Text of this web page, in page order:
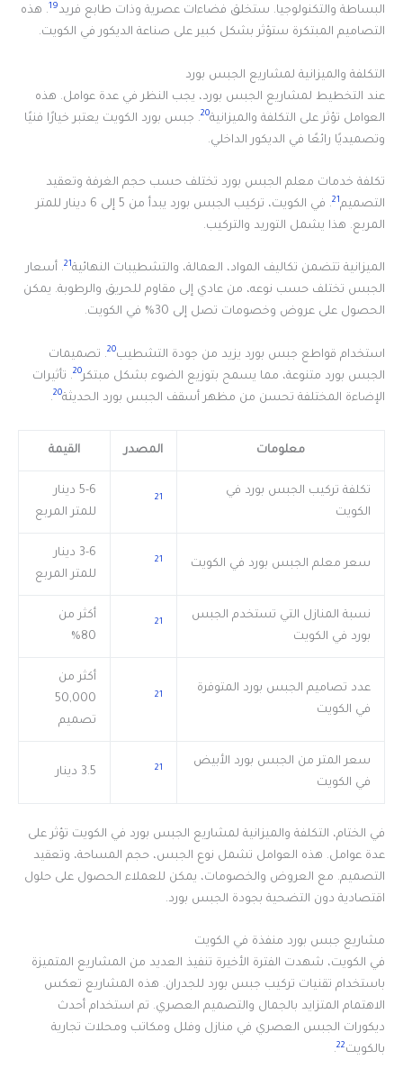
البساطة والتكنولوجيا. ستخلق فضاءات عصرية وذات طابع فريد19. هذه
التصاميم المبتكرة ستؤثر بشكل كبير على صناعة الديكور في الكويت.
التكلفة والميزانية لمشاريع الجبس بورد
عند التخطيط لمشاريع الجبس بورد، يجب النظر في عدة عوامل. هذه
العوامل تؤثر على التكلفة والميزانية20. جبس بورد الكويت يعتبر خيارًا فنيًا
وتصميديًا رائعًا في الديكور الداخلي.
تكلفة خدمات معلم الجبس بورد تختلف حسب حجم الغرفة وتعقيد
التصميم21
. في الكويت، تركيب الجبس بورد يبدأ من 5 إلى 6 دينار للمتر
المربع. هذا يشمل التوريد والتركيب.
الميزانية تتضمن تكاليف المواد، العمالة، والتشطيبات النهائية21. أسعار
الجبس تختلف حسب نوعه، من عادي إلى مقاوم للحريق والرطوبة. يمكن
الحصول على عروض وخصومات تصل إلى 30% في الكويت.
استخدام قواطع جبس بورد يزيد من جودة التشطيب20. تصميمات
الجبس بورد متنوعة، مما يسمح بتوزيع الضوء بشكل مبتكر20. تأثيرات
الإضاءة المختلفة تحسن من مظهر أسقف الجبس بورد الحديثة20
.
معلومات المصدر القيمة
تكلفة تركيب الجبس بورد في
الكويت
21
5-6 دينار
للمتر المربع
سعر معلم الجبس بورد في الكويت 21
3-6 دينار
للمتر المربع
نسبة المنازل التي تستخدم الجبس
بورد في الكويت
21
أكثر من
80%
عدد تصاميم الجبس بورد المتوفرة
في الكويت
21
أكثر من
50,000
تصميم
سعر المتر من الجبس بورد الأبيض
في الكويت
21 3.5 دينار
في الختام، التكلفة والميزانية لمشاريع الجبس بورد في الكويت تؤثر على
عدة عوامل. هذه العوامل تشمل نوع الجبس، حجم المساحة، وتعقيد
التصميم. مع العروض والخصومات، يمكن للعملاء الحصول على حلول
اقتصادية دون التضحية بجودة الجبس بورد.
مشاريع جبس بورد منفذة في الكويت
في الكويت، شهدت الفترة الأخيرة تنفيذ العديد من المشاريع المتميزة
باستخدام تقنيات تركيب جبس بورد للجدران. هذه المشاريع تعكس
الاهتمام المتزايد بالجمال والتصميم العصري. تم استخدام أحدث
ديكورات الجبس العصري في منازل وفلل ومكاتب ومحلات تجارية
بالكويت22
.